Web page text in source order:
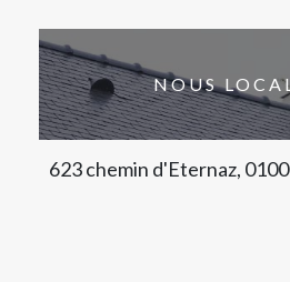
NOUS
623 chemin d'Eternaz,